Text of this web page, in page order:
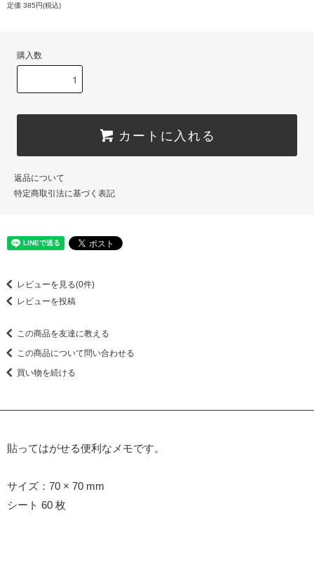
定価 385円(税込)
購入数
カートに入れる
返品について
特定商取引法に基づく表記
レビューを見る(0件)
レビューを投稿
この商品を友達に教える
この商品について問い合わせる
買い物を続ける
貼ってはがせる便利なメモです。
サイズ：70 × 70 mm
シート 60 枚